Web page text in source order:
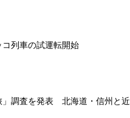
列車の試運転開始
」調査を発表 北海道・信州と